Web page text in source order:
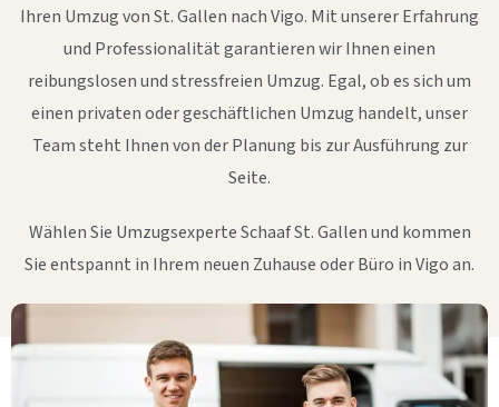
Ihren Umzug von St. Gallen nach Vigo. Mit unserer Erfahrung
und Professionalität garantieren wir Ihnen einen
reibungslosen und stressfreien Umzug. Egal, ob es sich um
einen privaten oder geschäftlichen Umzug handelt, unser
Team steht Ihnen von der Planung bis zur Ausführung zur
Seite.
Wählen Sie Umzugsexperte Schaaf St. Gallen und kommen
Sie entspannt in Ihrem neuen Zuhause oder Büro in Vigo an.